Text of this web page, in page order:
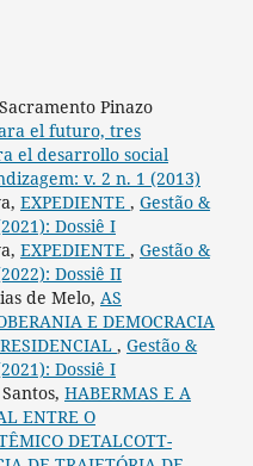
Pinazo
el futuro, tres
el desarrollo social
v. 2 n. 1 (2013)
EXPEDIENTE , Gestão &
Dossiê I
EXPEDIENTE , Gestão &
Dossiê II
de Melo, AS
E DEMOCRACIA
, Gestão &
Dossiê I
HABERMAS E A
ENTRE O
DETALCOTT-